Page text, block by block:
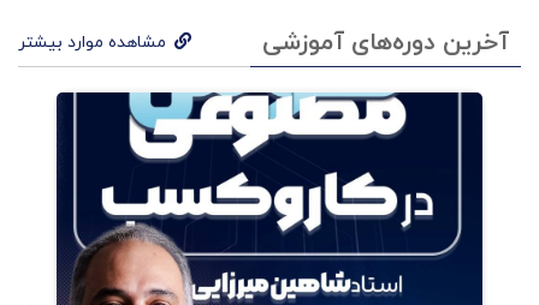
آخرین دوره‌های آموزشی مشاهده موارد بیشتر